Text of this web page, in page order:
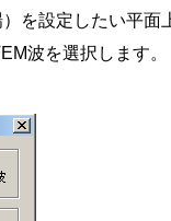
を設定したい平
波を選択します。